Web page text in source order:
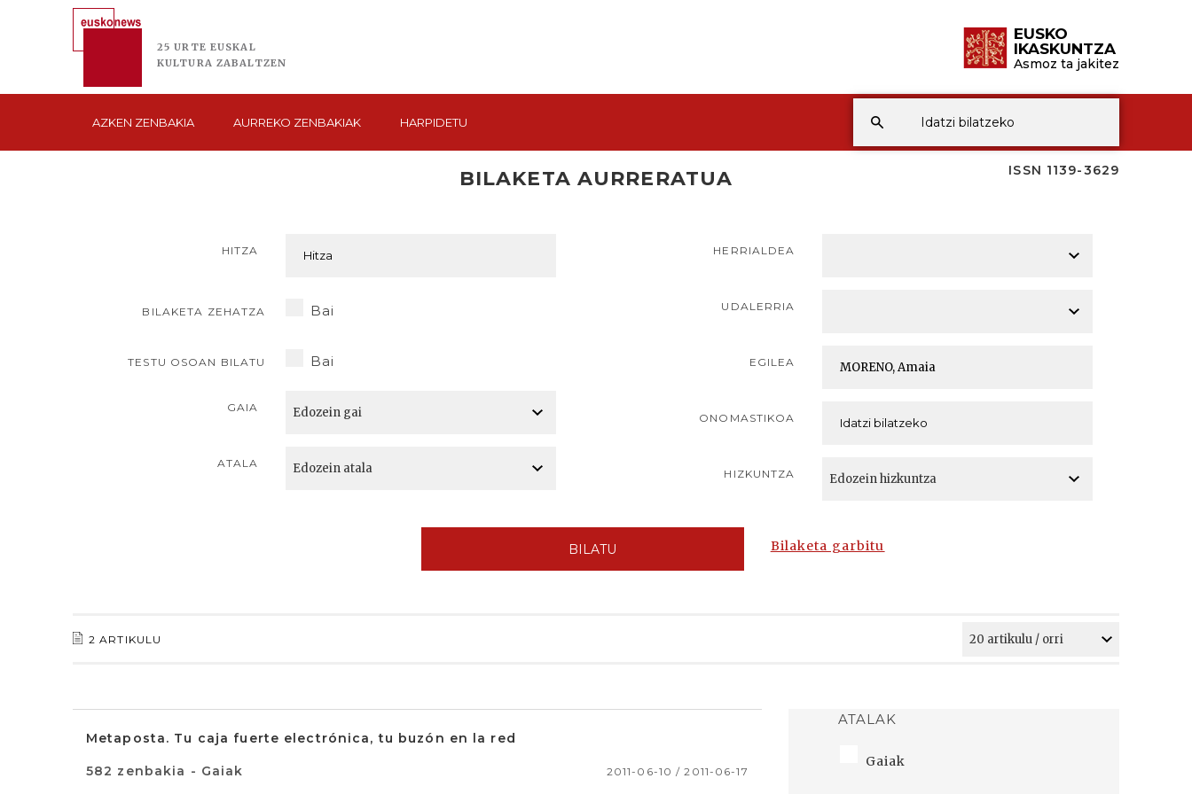
25 URTE EUSKAL
KULTURA ZABALTZEN
EUSKO
IKASKUNTZA
Asmoz ta jakitez
AZKEN ZENBAKIA AURREKO ZENBAKIAK HARPIDETU
ISSN 1139-3629
BILAKETA AURRERATUA
HITZA
BILAKETA ZEHATZA Bai
TESTU OSOAN BILATU Bai
GAIA
ATALA
HERRIALDEA
UDALERRIA
EGILEA
ONOMASTIKOA
HIZKUNTZA
BILATU Bilaketa garbitu
2 ARTIKULU
Metaposta. Tu caja fuerte electrónica, tu buzón en la red
582 zenbakia - Gaiak 2011-06-10 / 2011-06-17
ATALAK
Gaiak